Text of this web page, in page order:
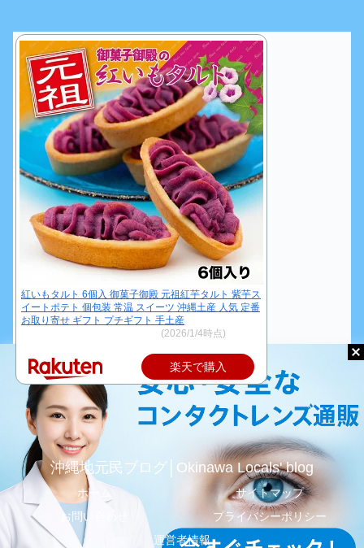
紅いもタルト 6個入 御菓子御殿 元祖紅芋タルト 紫芋ス
イートポテト 個包装 常温 スイーツ 沖縄土産 人気 定番
お取り寄せ ギフト プチギフト 手土産
(2026/1/4時点)
楽天で購入
沖縄地元民ブログ│Okinawa Locals' blog
ホーム
サイトマップ
お問い合わせ
プライバシーポリシー
運営者情報